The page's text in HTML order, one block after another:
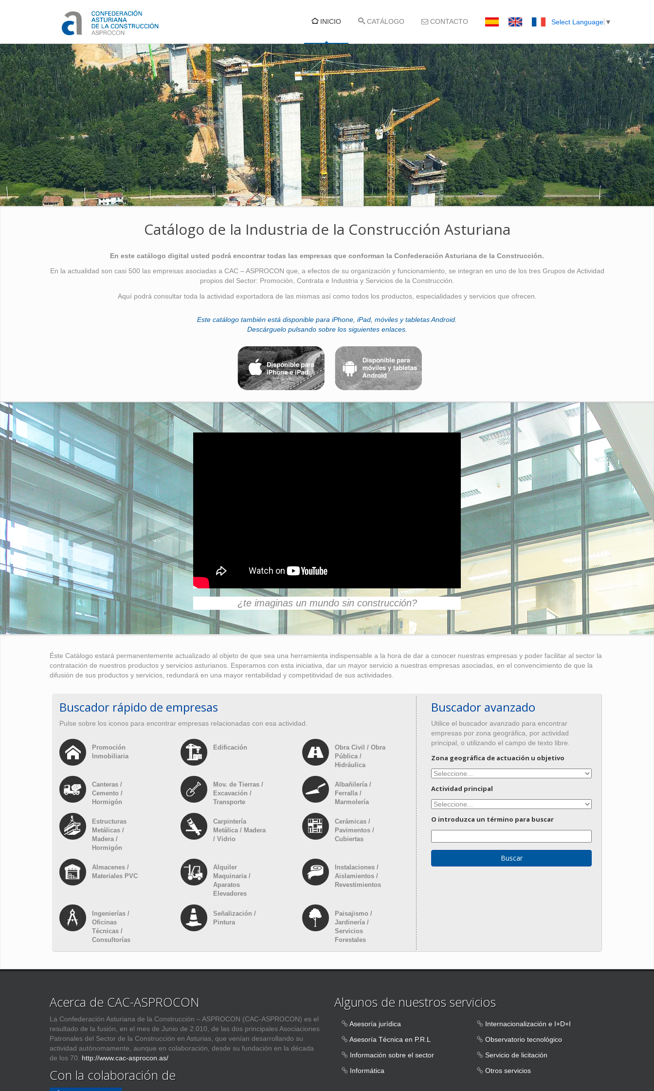
INICIO CATÁLOGO CONTACTO Select Language ▼
Catálogo de la Industria de la Construcción Asturiana
En este catálogo digital usted podrá encontrar todas las empresas que conforman la Confederación Asturiana de la Construcción.
En la actualidad son casi 500 las empresas asociadas a CAC – ASPROCON que, a efectos de su organización y funcionamiento, se integran en uno de los tres Grupos de Actividad
propios del Sector: Promoción, Contrata e Industria y Servicios de la Construcción.
Aquí podrá consultar toda la actividad exportadora de las mismas así como todos los productos, especialidades y servicios que ofrecen.
Este catálogo también está disponible para iPhone, iPad, móviles y tabletas Android.
Descárguelo pulsando sobre los siguientes enlaces.
¿te imaginas un mundo sin construcción?
Éste Catálogo estará permanentemente actualizado al objeto de que sea una herramienta indispensable a la hora de dar a conocer nuestras empresas y poder facilitar al sector la
contratación de nuestros productos y servicios asturianos. Esperamos con esta iniciativa, dar un mayor servicio a nuestras empresas asociadas, en el convencimiento de que la
difusión de sus productos y servicios, redundará en una mayor rentabilidad y competitividad de sus actividades.
Buscador rápido de empresas
Pulse sobre los iconos para encontrar empresas relacionadas con esa actividad.
Promoción
Inmobiliaria
Edificación
Obra Civil / Obra
Pública /
Hidráulica
Canteras /
Cemento /
Hormigón
Mov. de Tierras /
Excavación /
Transporte
Albañilería /
Ferralla /
Marmolería
Estructuras
Metálicas /
Madera /
Hormigón
Carpintería
Metálica / Madera
/ Vidrio
Cerámicas /
Pavimentos /
Cubiertas
Almacenes /
Materiales PVC
Alquiler
Maquinaria /
Aparatos
Elevadores
Instalaciones /
Aislamientos /
Revestimientos
Ingenierías /
Oficinas
Técnicas /
Consultorías
Señalización /
Pintura
Paisajismo /
Jardinería /
Servicios
Forestales
Buscador avanzado
Utilice el buscador avanzado para encontrar
empresas por zona geográfica, por actividad
principal, o utilizando el campo de texto libre.
Zona geográfica de actuación u objetivo
Actividad principal
O introduzca un término para buscar
Acerca de CAC-ASPROCON
La Confederación Asturiana de la Construcción – ASPROCON (CAC-ASPROCON) es el
resultado de la fusión, en el mes de Junio de 2.010, de las dos principales Asociaciones
Patronales del Sector de la Construcción en Asturias, que venían desarrollando su
actividad autónomamente, aunque en colaboración, desde su fundación en la década
de los 70. http://www.cac-asprocon.as/
Con la colaboración de
Algunos de nuestros servicios
Asesoría jurídica
Asesoría Técnica en P.R.L
Información sobre el sector
Informática
Internacionalización e I+D+I
Observatorio tecnológico
Servicio de licitación
Otros servicios